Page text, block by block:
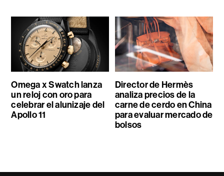
Omega x Swatch lanza
un reloj con oro para
celebrar el alunizaje del
Apollo 11
Director de Hermès
analiza precios de la
carne de cerdo en China
para evaluar mercado de
bolsos